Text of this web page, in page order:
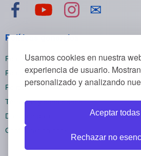
Usamos cookies en nuestra
experiencia de usuario.
personalizado y analizando
Aceptar todas
Rechazar no
Visítanos en Facebook
Visítanos en YouTube
Visítanos en
✉
Políticas generales
Políticas de privacidad
Políticas de cookies
Políticas de reembolsos
Términos y condiciones
Darse de baja
Configuración cookies